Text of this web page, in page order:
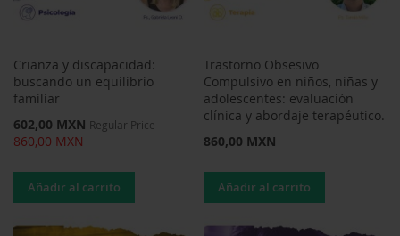
Crianza y discapacidad:
buscando un equilibrio
familiar
Special
Price
602,00 MXN Regular Price
860,00 MXN
Añadir al carrito
Trastorno Obsesivo
Compulsivo en niños, niñas y
adolescentes: evaluación
clínica y abordaje terapéutico.
860,00 MXN
Añadir al carrito